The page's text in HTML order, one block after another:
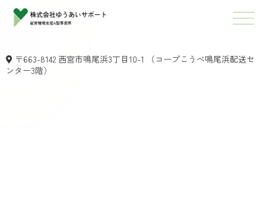
〒663-8142 西宮市鳴尾浜3丁目10-1 （コープこうべ鳴尾浜配送セ
ンター3階）